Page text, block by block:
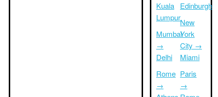
Kuala
Lumpur
Mumbai
→
Delhi
Rome
→
Edinburgh
New
York
City →
Miami
Paris
→